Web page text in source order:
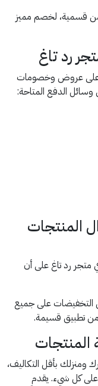
قسمية، لخصم مميز
رد تاغ
على عروض وخصومات
وسائل الدفع المتاحة:
المنتجات
متجر رد تاغ على أن
التخفيضات على جميع
تطبيق قسيمة.
بأقل التكاليف،
كل شيء. يقدم